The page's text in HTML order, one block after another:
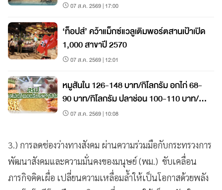
07 ส.ค. 2569 | 17:00
‘ท็อปส์’ คว้าแม็กซ์แวลูเติมพอร์ตสานเป้าเปิด
1,000 สาขาปี 2570
07 ส.ค. 2569 | 12:01
หมูสันใน 126-148 บาท/กิโลกรัม อกไก่ 68-
90 บาท/กิโลกรัม ปลาช่อน 100-110 บาท/
กิโลกรัม
07 ส.ค. 2569 | 10:08
3.) การลดช่องว่างทางสังคม ผ่านความร่วมมือกับกระทรวงการ
พัฒนาสังคมและความมั่นคงของมนุษย์ (พม.) ขับเคลื่อน
ภารกิจคิดเผื่อ เปลี่ยนความเหลื่อมล้ำให้เป็นโอกาสด้วยพลัง